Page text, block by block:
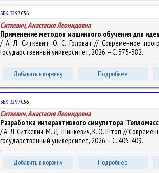
ББК 32.97С56
Ситкевич, Анастасия Леонидовна
Применение методов машинного обучения для
/ А. Л. Ситкевич, О. С. Головач // Современное
государственный университет, 2026. – С. 375-382.
Добавить в корзину Подробнее
ББК 32.97С56
Ситкевич, Анастасия Леонидовна
Разработка интерактивного симулятора
/ А. Л. Ситкевич, М. Д. Шинкевич, К. О. Штоп //
государственный университет, 2026. – С. 405-409.
Добавить в корзину Подробнее